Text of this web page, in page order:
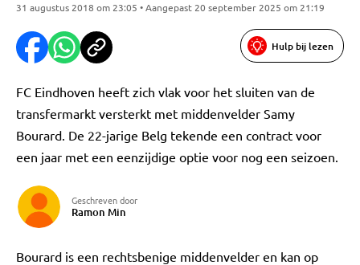
31 augustus 2018 om 23:05 • Aangepast 20 september 2025 om 21:19
Hulp bij lezen
FC Eindhoven heeft zich vlak voor het sluiten van de
transfermarkt versterkt met middenvelder Samy
Bourard. De 22-jarige Belg tekende een contract voor
een jaar met een eenzijdige optie voor nog een seizoen.
Geschreven door
Ramon Min
Bourard is een rechtsbenige middenvelder en kan op